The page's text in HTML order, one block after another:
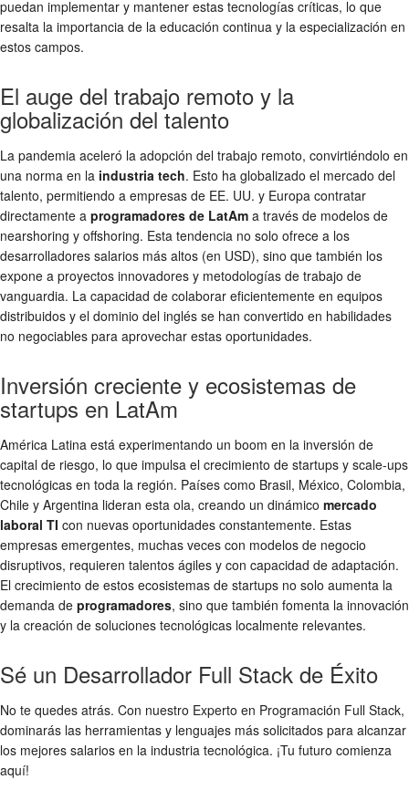
puedan implementar y mantener estas tecnologías críticas, lo que
resalta la importancia de la educación continua y la especialización en
estos campos.
El auge del trabajo remoto y la
globalización del talento
La pandemia aceleró la adopción del trabajo remoto, convirtiéndolo en
una norma en la industria tech. Esto ha globalizado el mercado del
talento, permitiendo a empresas de EE. UU. y Europa contratar
directamente a programadores de LatAm a través de modelos de
nearshoring y offshoring. Esta tendencia no solo ofrece a los
desarrolladores salarios más altos (en USD), sino que también los
expone a proyectos innovadores y metodologías de trabajo de
vanguardia. La capacidad de colaborar eficientemente en equipos
distribuidos y el dominio del inglés se han convertido en habilidades
no negociables para aprovechar estas oportunidades.
Inversión creciente y ecosistemas de
startups en LatAm
América Latina está experimentando un boom en la inversión de
capital de riesgo, lo que impulsa el crecimiento de startups y scale-ups
tecnológicas en toda la región. Países como Brasil, México, Colombia,
Chile y Argentina lideran esta ola, creando un dinámico mercado
laboral TI con nuevas oportunidades constantemente. Estas
empresas emergentes, muchas veces con modelos de negocio
disruptivos, requieren talentos ágiles y con capacidad de adaptación.
El crecimiento de estos ecosistemas de startups no solo aumenta la
demanda de programadores, sino que también fomenta la innovación
y la creación de soluciones tecnológicas localmente relevantes.
Sé un Desarrollador Full Stack de Éxito
No te quedes atrás. Con nuestro Experto en Programación Full Stack,
dominarás las herramientas y lenguajes más solicitados para alcanzar
los mejores salarios en la industria tecnológica. ¡Tu futuro comienza
aquí!